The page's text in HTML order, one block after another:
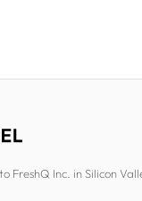
FreshQ Inc. in Silicon